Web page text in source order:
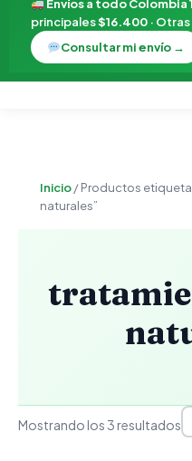
Envíos a todo Colombia
principales$16.400 ·
Consultar mi envío →
Inicio/ Productos
naturales”
Mostrando los 3 resultados